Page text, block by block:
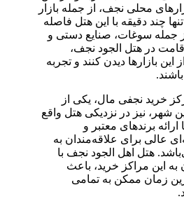
محلی نجف، از جمله بازار
چند دقیقه با این هتل فاصله
جمله سوغات، صنایع دستی و
در هتل الجود نجف،
این بازارها دیدن کنند و تجربه
.
خرید نجفی مال، یکی از
شهر، نیز در نزدیکی هتل واقع
برندهای معتبر و
عالی برای علاقه‌مندان به
هتل اهل الجود نجف با
این مراکز خرید، باعث
زمان ممکن به تمامی
.